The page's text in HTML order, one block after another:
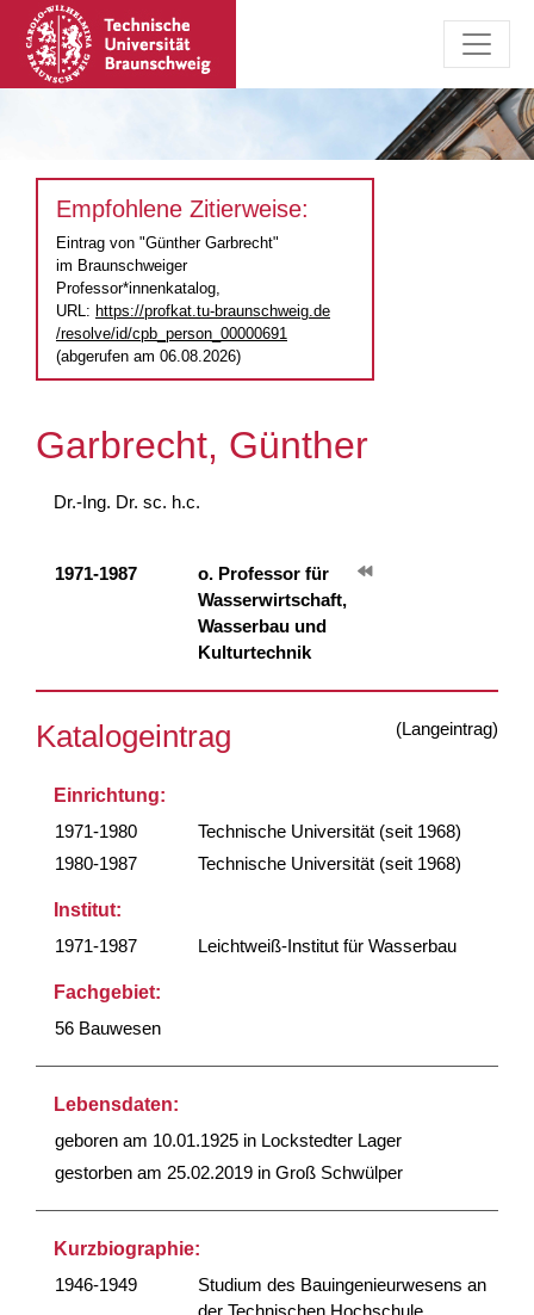
Empfohlene Zitierweise:
Eintrag von "Günther Garbrecht"
im Braunschweiger
Professor*innenkatalog,
URL: https://profkat.tu-braunschweig.de
/resolve/id/cpb_person_00000691
(abgerufen am 06.08.2026)
Garbrecht, Günther
Dr.-Ing. Dr. sc. h.c.
1971-1987
o. Professor für
Wasserwirtschaft,
Wasserbau und
Kulturtechnik
(Langeintrag)
Katalogeintrag
Einrichtung:
1971-1980
Technische Universität (seit 1968)
1980-1987
Technische Universität (seit 1968)
Institut:
1971-1987
Leichtweiß-Institut für Wasserbau
Fachgebiet:
56 Bauwesen
Lebensdaten:
geboren am 10.01.1925 in Lockstedter Lager
gestorben am 25.02.2019 in Groß Schwülper
Kurzbiographie:
1946-1949
Studium des Bauingenieurwesens an